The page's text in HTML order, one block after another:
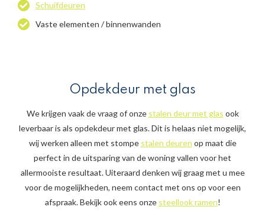
Schuifdeuren
Vaste elementen / binnenwanden
Opdekdeur met glas
We krijgen vaak de vraag of onze stalen deur met glas ook
leverbaar is als opdekdeur met glas. Dit is helaas niet mogelijk,
wij werken alleen met stompe stalen deuren op maat die
perfect in de uitsparing van de woning vallen voor het
allermooiste resultaat. Uiteraard denken wij graag met u mee
voor de mogelijkheden, neem contact met ons op voor een
afspraak. Bekijk ook eens onze steellook ramen!